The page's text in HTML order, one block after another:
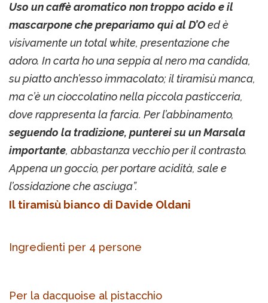
Uso un caffè aromatico non troppo acido e il
mascarpone che prepariamo qui al D’Oed è
visivamente un total white, presentazione che
adoro. In carta ho una seppia al nero ma candida,
su piatto anch’esso immacolato; il tiramisù manca,
ma c’è un cioccolatino nella piccola pasticceria,
dove rappresenta la farcia. Per l’abbinamento,
seguendo la tradizione, punterei su un Marsala
importante, abbastanza vecchio per il contrasto.
Appena un goccio, per portare acidità, sale e
l’ossidazione che asciuga”.
Il tiramisù bianco di Davide Oldani
Ingredienti per 4 persone
Per la dacquoise al pistacchio